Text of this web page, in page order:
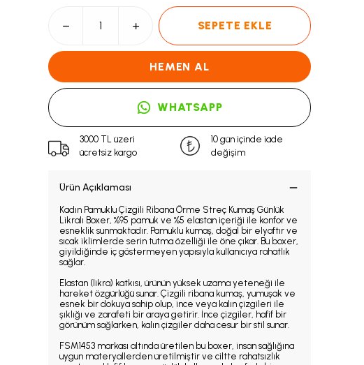
SEPETE EKLE
HEMEN AL
WHATSAPP
3000 TL üzeri
ücretsiz kargo
10 gün içinde iade
değişim
Ürün Açıklaması
Kadın Pamuklu Çizgili Ribana Örme Streç Kumaş Günlük
Likralı Boxer, %95 pamuk ve %5 elastan içeriği ile konfor ve
esneklik sunmaktadır. Pamuklu kumaş, doğal bir elyaftır ve
sıcak iklimlerde serin tutma özelliği ile öne çıkar. Bu boxer,
giyildiğinde iç göstermeyen yapısıyla kullanıcıya rahatlık
sağlar.
Elastan (likra) katkısı, ürünün yüksek uzama yeteneği ile
hareket özgürlüğü sunar. Çizgili ribana kumaş, yumuşak ve
esnek bir dokuya sahip olup, ince veya kalın çizgileri ile
şıklığı ve zarafeti bir araya getirir. İnce çizgiler, hafif bir
görünüm sağlarken, kalın çizgiler daha cesur bir stil sunar.
FSM1453 markası altında üretilen bu boxer, insan sağlığına
uygun materyallerden üretilmiştir ve ciltte rahatsızlık